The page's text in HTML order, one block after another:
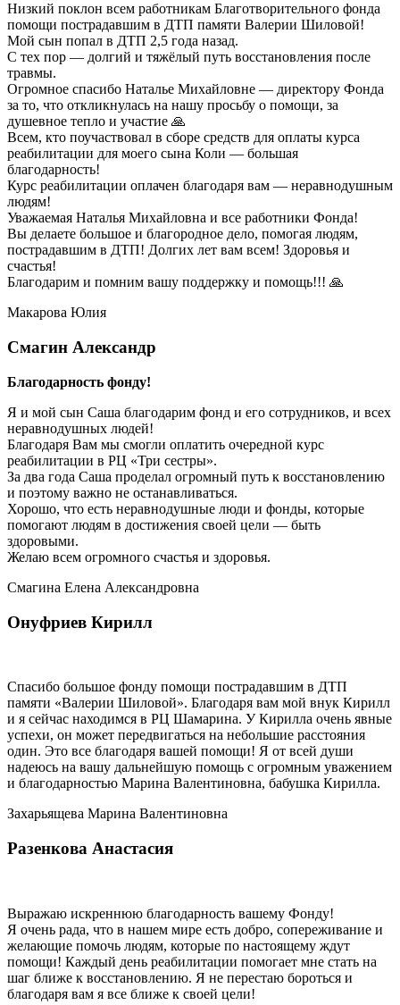
Низкий поклон всем работникам Благотворительного фонда
помощи пострадавшим в ДТП памяти Валерии Шиловой!
Мой сын попал в ДТП 2,5 года назад.
С тех пор — долгий и тяжёлый путь восстановления после
травмы.
Огромное спасибо Наталье Михайловне — директору Фонда
за то, что откликнулась на нашу просьбу о помощи, за
душевное тепло и участие 🙏
Всем, кто поучаствовал в сборе средств для оплаты курса
реабилитации для моего сына Коли — большая
благодарность!
Курс реабилитации оплачен благодаря вам — неравнодушным
людям!
Уважаемая Наталья Михайловна и все работники Фонда!
Вы делаете большое и благородное дело, помогая людям,
пострадавшим в ДТП! Долгих лет вам всем! Здоровья и
счастья!
Благодарим и помним вашу поддержку и помощь!!! 🙏
Макарова Юлия
Смагин Александр
Благодарность фонду!
Я и мой сын Саша благодарим фонд и его сотрудников, и всех
неравнодушных людей!
Благодаря Вам мы смогли оплатить очередной курс
реабилитации в РЦ «Три сестры».
За два года Саша проделал огромный путь к восстановлению
и поэтому важно не останавливаться.
Хорошо, что есть неравнодушные люди и фонды, которые
помогают людям в достижения своей цели — быть
здоровыми.
Желаю всем огромного счастья и здоровья.
Смагина Елена Александровна
Онуфриев Кирилл
Спасибо большое фонду помощи пострадавшим в ДТП
памяти «Валерии Шиловой». Благодаря вам мой внук Кирилл
и я сейчас находимся в РЦ Шамарина. У Кирилла очень явные
успехи, он может передвигаться на небольшие расстояния
один. Это все благодаря вашей помощи! Я от всей души
надеюсь на вашу дальнейшую помощь с огромным уважением
и благодарностью Марина Валентиновна, бабушка Кирилла.
Захарьящева Марина Валентиновна
Разенкова Анастасия
Выражаю искреннюю благодарность вашему Фонду!
Я очень рада, что в нашем мире есть добро, сопереживание и
желающие помочь людям, которые по настоящему ждут
помощи! Каждый день реабилитации помогает мне стать на
шаг ближе к восстановлению. Я не перестаю бороться и
благодаря вам я все ближе к своей цели!